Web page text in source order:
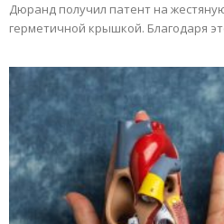
Дюранд получил патент на
герметичной крышкой. Благодаря